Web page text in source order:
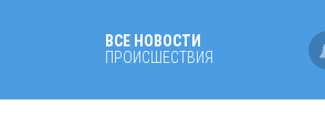
ВСЕ НОВОСТИ
ПРОИСШЕСТВИЯ